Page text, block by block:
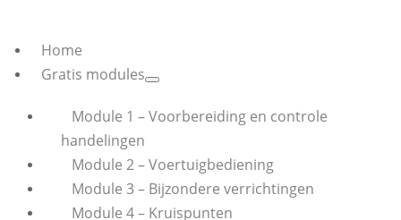
Home
Gratis modules
Module 1 – Voorbereiding en controle
handelingen
Module 2 – Voertuigbediening
Module 3 – Bijzondere verrichtingen
Module 4 – Kruispunten